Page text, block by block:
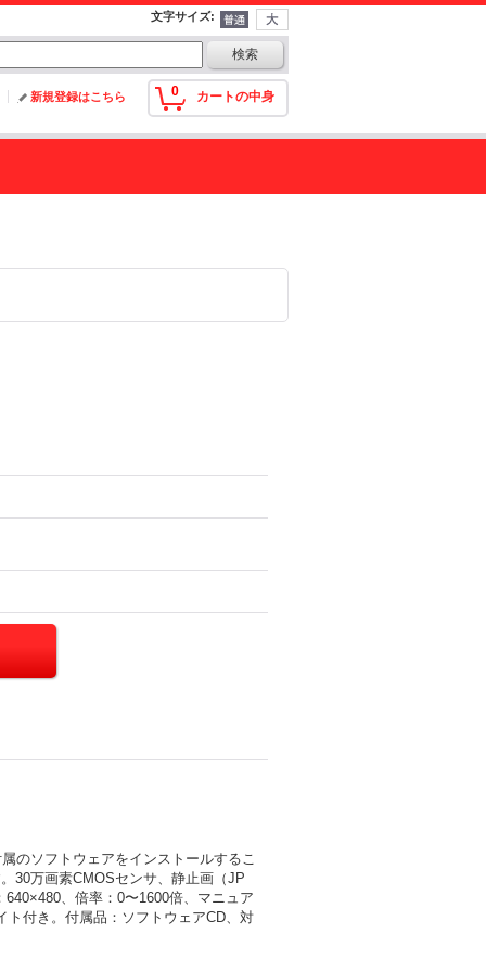
文字サイズ:
0 カートの中身
新規登録はこちら
のソフトウェアをインストールするこ
30万画素CMOSセンサ、静止画（JP
、倍率：0〜1600倍、マニュア
ト付き。付属品：ソフトウェアCD、対